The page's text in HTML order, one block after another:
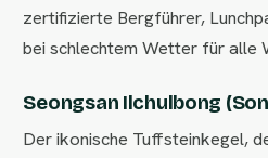
zertifizierte Bergführer,
bei schlechtem Wetter für alle
Seongsan Ilchulbong
Der ikonische Tuffsteinkegel,